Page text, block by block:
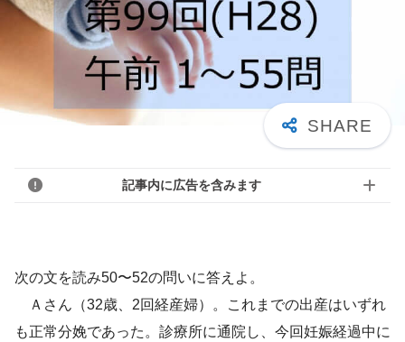
記事内に広告を含みます
次の文を読み50〜52の問いに答えよ。
Ａさん（32歳、2回経産婦）。これまでの出産はいずれ
も正常分娩であった。診療所に通院し、今回妊娠経過中に